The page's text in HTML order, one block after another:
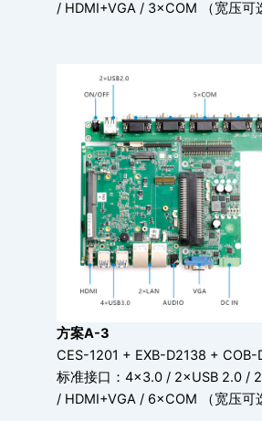
/ HDMI+VGA / 3×COM （宽压可
方案A-3
CES-1201 + EXB-D2138 + COB-
标准接口：4×3.0 / 2×USB 2.0 /
/ HDMI+VGA / 6×COM （宽压可